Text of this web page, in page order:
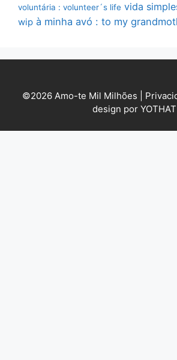
voluntária : volunteer´s life vida
wip à minha avó : to my
©2026 Amo-te Mil Milhões |
design por YOTHAT